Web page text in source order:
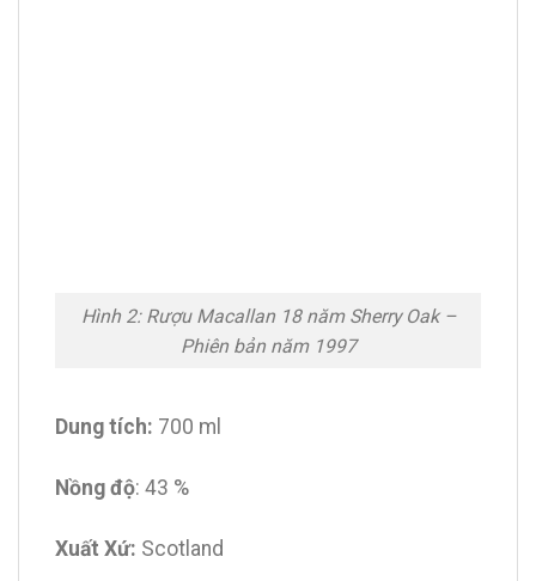
Hình 2: Rượu Macallan 18 năm Sherry Oak –
Phiên bản năm 1997
Dung tích: 700 ml
Nồng độ: 43 %
Xuất Xứ: Scotland